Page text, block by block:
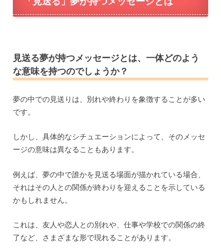
見送る夢が持つメッセージとは、一体どのよう
な意味を持つのでしょうか？
夢の中での見送りは、別れや終わりを象徴することが多い
です。
しかし、具体的なシチュエーションによって、そのメッセ
ージの意味は異なることもあります。
例えば、夢の中で誰かを見送る場面が描かれている場合、
それはその人との関係が終わりを迎えることを示している
かもしれません。
これは、友人や恋人との別れや、仕事や学校での関係の終
了など、さまざまな形で現れることがあります。